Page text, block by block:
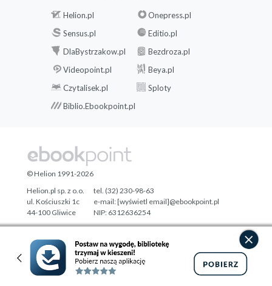
Helion.pl
Onepress.pl
Sensus.pl
Editio.pl
DlaBystrzakow.pl
Bezdroza.pl
Videopoint.pl
Beya.pl
Czytalisek.pl
Sploty
Biblio.Ebookpoint.pl
Designed with ♥ byTonik.pl
© Helion 1991-2026
Helion.pl sp. z o.o.
ul. Kościuszki 1c
44-100 Gliwice
tel. (32) 230-98-63
e-mail:[wyświetl email]@ebookpoint.pl
NIP: 6312636254
Regon: 241989027
Pełna wersja strony »